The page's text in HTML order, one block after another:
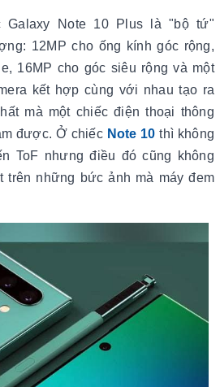
Galaxy Note 10 Plus là "bộ tứ"
12MP cho ống kính góc rộng,
16MP cho góc siêu rộng và một
kết hợp cùng với nhau tạo ra
mà một chiếc điện thoại thông
được. Ở chiếc Note 10 thì không
ToF nhưng điều đó cũng không
trên những bức ảnh mà máy đem